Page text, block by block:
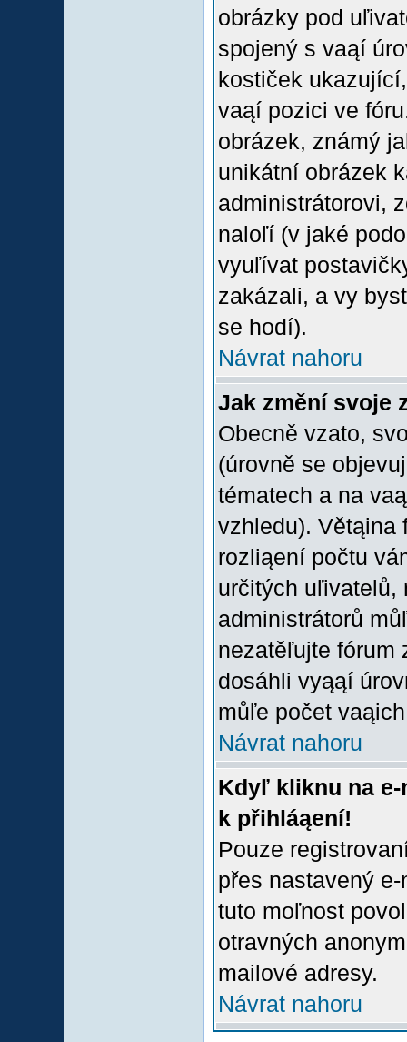
obrázky pod
spojený s vaąí
kostiček
vaąí pozici ve
obrázek, známý
unikátní obrázek
administrátorovi,
naloľí (v jaké
vyuľívat
zakázali, a vy
se hodí).
Návrat nahoru
Jak změní svoje
Obecně vzato,
(úrovně se
tématech a na
vzhledu). Větąina
rozliąení počtu
určitých uľivatelů,
administrátorů
nezatěľujte fórum
dosáhli vyąąí
můľe počet
Návrat nahoru
Kdyľ kliknu na
k přihláąení!
Pouze
přes nastavený
tuto moľnost
otravných
mailové adresy.
Návrat nahoru